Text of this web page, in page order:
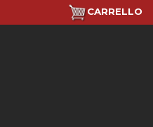
CARRELLO